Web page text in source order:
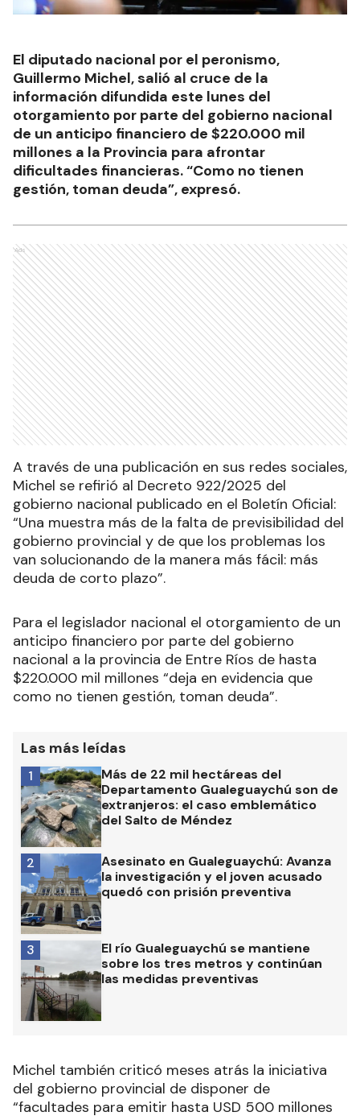
El diputado nacional por el peronismo,
Guillermo Michel, salió al cruce de la
información difundida este lunes del
otorgamiento por parte del gobierno nacional
de un anticipo financiero de $220.000 mil
millones a la Provincia para afrontar
dificultades financieras. “Como no tienen
gestión, toman deuda”, expresó.
Ads
A través de una publicación en sus redes sociales,
Michel se refirió al Decreto 922/2025 del
gobierno nacional publicado en el Boletín Oficial:
“Una muestra más de la falta de previsibilidad del
gobierno provincial y de que los problemas los
van solucionando de la manera más fácil: más
deuda de corto plazo”.
Para el legislador nacional el otorgamiento de un
anticipo financiero por parte del gobierno
nacional a la provincia de Entre Ríos de hasta
$220.000 mil millones “deja en evidencia que
como no tienen gestión, toman deuda”.
Las más leídas
Más de 22 mil hectáreas del
Departamento Gualeguaychú son de
extranjeros: el caso emblemático
del Salto de Méndez
1
Asesinato en Gualeguaychú: Avanza
la investigación y el joven acusado
quedó con prisión preventiva
2
El río Gualeguaychú se mantiene
sobre los tres metros y continúan
las medidas preventivas
3
Michel también criticó meses atrás la iniciativa
del gobierno provincial de disponer de
“facultades para emitir hasta USD 500 millones